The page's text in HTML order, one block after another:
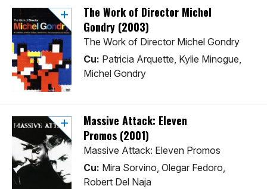
The Work of Director Michel
Gondry (2003)
The Work of Director Michel Gondry
Cu: Patricia Arquette, Kylie Minogue,
Michel Gondry
Massive Attack: Eleven
Promos (2001)
Massive Attack: Eleven Promos
Cu: Mira Sorvino, Olegar Fedoro,
Robert Del Naja